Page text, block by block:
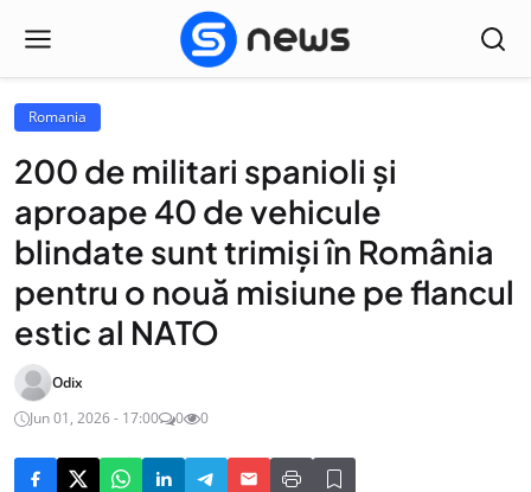
Romania
200 de militari spanioli și
aproape 40 de vehicule
blindate sunt trimiși în România
pentru o nouă misiune pe flancul
estic al NATO
Odix
Jun 01, 2026 - 17:00
0 0